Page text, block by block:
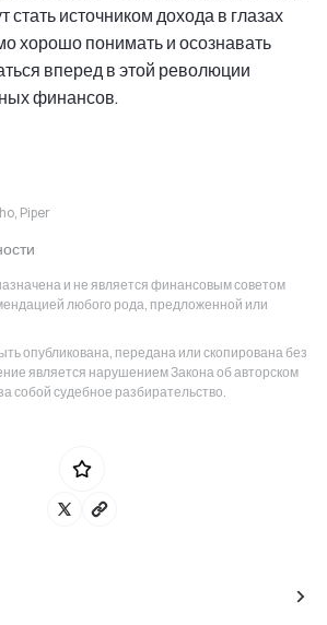
стать источником дохода в глазах
хорошо понимать и осознавать
вперед в этой революции
финансов.
Piper
и не является финансовым советом
любого рода, предложенной или
опубликована, передана или скопирована без
является нарушением Закона об авторском
собой судебное разбирательство.